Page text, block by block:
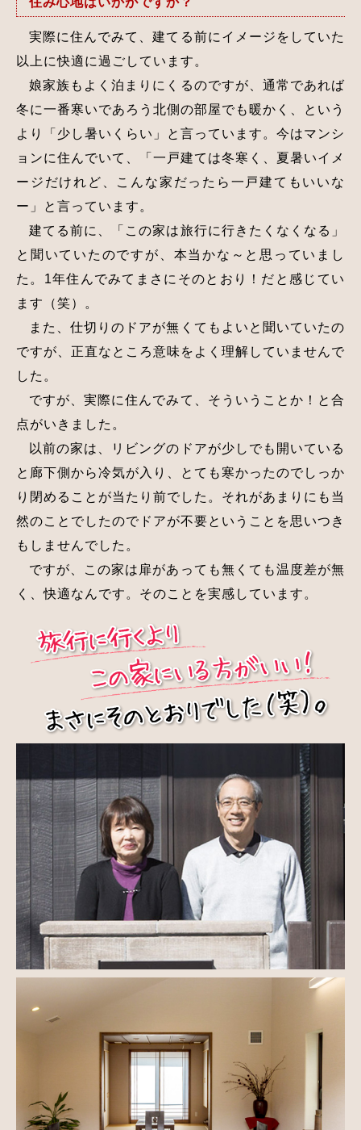
実際に住んでみて、建てる前にイメージをしていた
以上に快適に過ごしています。
娘家族もよく泊まりにくるのですが、通常であれば
冬に一番寒いであろう北側の部屋でも暖かく、という
より「少し暑いくらい」と言っています。今はマンシ
ョンに住んでいて、「一戸建ては冬寒く、夏暑いイメ
ージだけれど、こんな家だったら一戸建てもいいな
ー」と言っています。
建てる前に、「この家は旅行に行きたくなくなる」
と聞いていたのですが、本当かな～と思っていまし
た。1年住んでみてまさにそのとおり！だと感じてい
ます（笑）。
また、仕切りのドアが無くてもよいと聞いていたの
ですが、正直なところ意味をよく理解していませんで
した。
ですが、実際に住んでみて、そういうことか！と合
点がいきました。
以前の家は、リビングのドアが少しでも開いている
と廊下側から冷気が入り、とても寒かったのでしっか
り閉めることが当たり前でした。それがあまりにも当
然のことでしたのでドアが不要ということを思いつき
もしませんでした。
ですが、この家は扉があっても無くても温度差が無
く、快適なんです。そのことを実感しています。